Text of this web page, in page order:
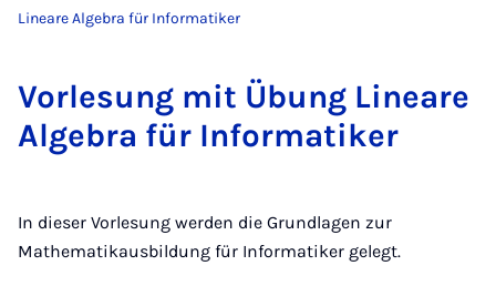
Lineare Algebra für Informatiker
Vor­le­sung mit Übung Li­ne­a­re
Al­ge­bra für In­for­ma­ti­ker
In dieser Vorlesung werden die Grundlagen zur
Mathematikausbildung für Informatiker gelegt.